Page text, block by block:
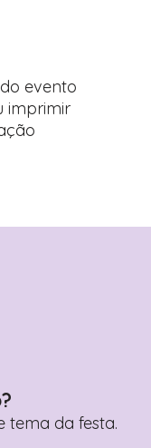
evento
imprimir
tema da festa.